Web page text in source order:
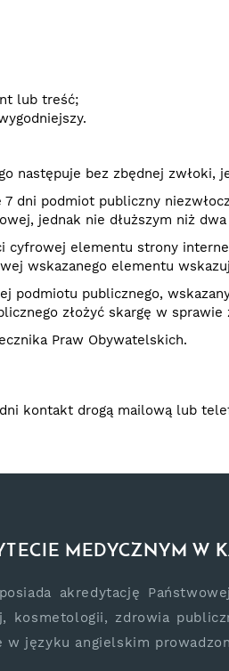
lub treść;
bez zbędnej zwłoki,
podmiot publiczny
jednak nie dłuższym niż
elementu strony
wskazanego elementu
publicznego,
złożyć skargę w
Praw Obywatelskich.
kontakt drogą mailową lub
MEDYCZNYM W
akredytację
kosmetologii, zdrowia
w języku angielskim